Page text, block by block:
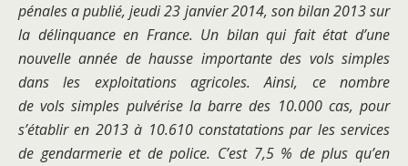
pénales a publié, jeudi 23 janvier 2014, son bilan 2013 sur
la délinquance en France. Un bilan qui fait état d’une
nouvelle année de hausse importante des vols simples
dans les exploitations agricoles. Ainsi, ce nombre
de vols simples pulvérise la barre des 10.000 cas, pour
s’établir en 2013 à 10.610 constatations par les services
de gendarmerie et de police. C’est 7,5 % de plus qu’en